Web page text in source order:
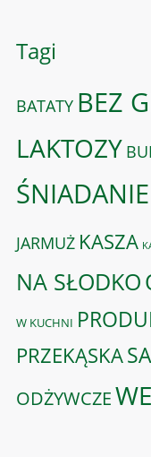
Tagi
BATATY BEZ
LAKTOZY
ŚNIADANIE
JARMUŻ KASZA
NA SŁODKO
W KUCHNI
PRZEKĄSKA
ODŻYWCZE